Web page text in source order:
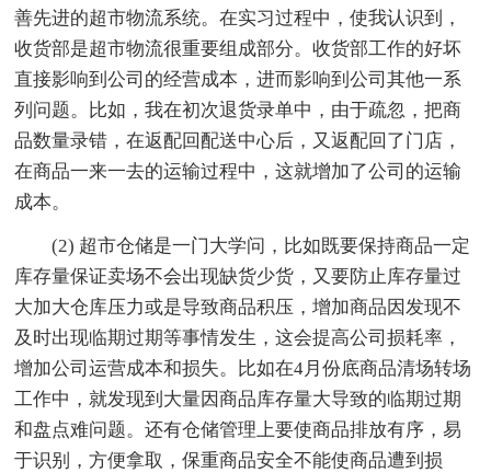
善先进的超市物流系统。在实习过程中，使我认识到，
收货部是超市物流很重要组成部分。收货部工作的好坏
直接影响到公司的经营成本，进而影响到公司其他一系
列问题。比如，我在初次退货录单中，由于疏忽，把商
品数量录错，在返配回配送中心后，又返配回了门店，
在商品一来一去的运输过程中，这就增加了公司的运输
成本。
(2) 超市仓储是一门大学问，比如既要保持商品一定
库存量保证卖场不会出现缺货少货，又要防止库存量过
大加大仓库压力或是导致商品积压，增加商品因发现不
及时出现临期过期等事情发生，这会提高公司损耗率，
增加公司运营成本和损失。比如在4月份底商品清场转场
工作中，就发现到大量因商品库存量大导致的临期过期
和盘点难问题。还有仓储管理上要使商品排放有序，易
于识别，方便拿取，保重商品安全不能使商品遭到损